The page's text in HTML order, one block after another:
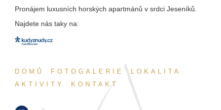
Pronájem luxusních horských apartmánů v srdci Jeseníků.
Najdete nás taky na:
DOMŮ FOTOGALERIE
LOKALITA
AKTIVITY
KONTAKT